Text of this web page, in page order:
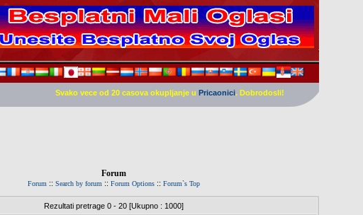
Svako vece od 20 casova okupljanje u Pricaonici. Dobrodosli!
Forum
Forum :: Search by forum :: Forum Options:: Forum`s Top
Rezultati pretrage 0 - 20 [Ukupno : 1000]